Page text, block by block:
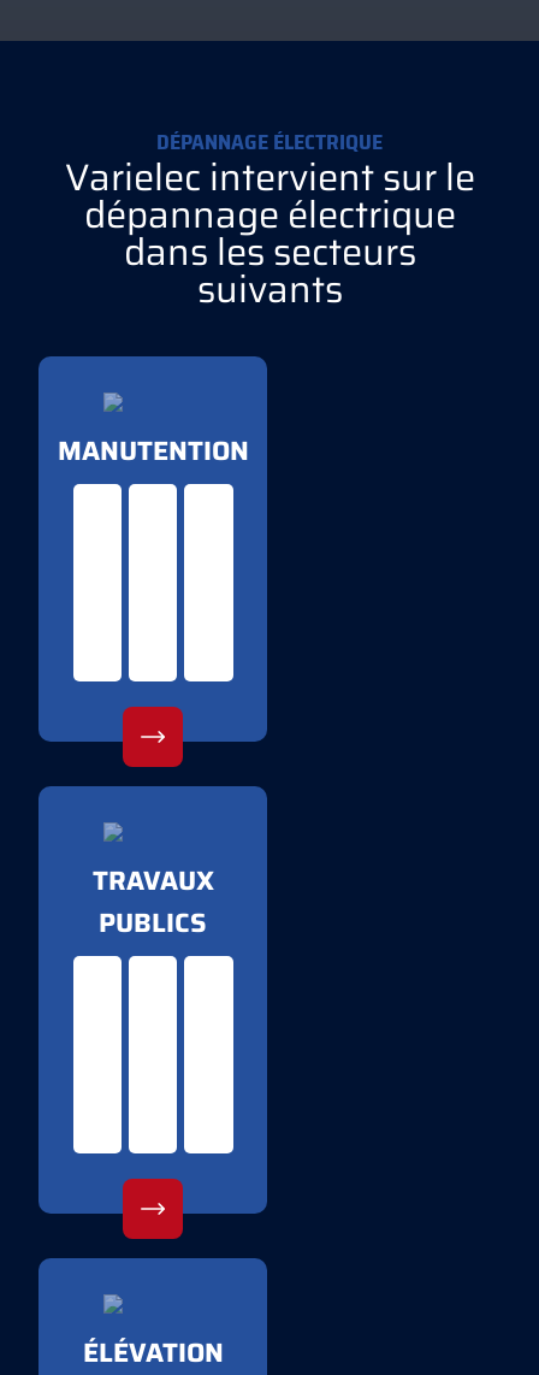
DÉPANNAGE ÉLECTRIQUE
Varielec intervient sur le
dépannage électrique
dans les secteurs
suivants
MANUTENTION
TRAVAUX
PUBLICS
ÉLÉVATION